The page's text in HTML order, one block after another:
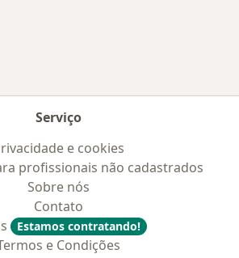
Serviço
e cookies
profissionais não cadastrados
Sobre nós
Contato
Estamos contratando!
e Condições